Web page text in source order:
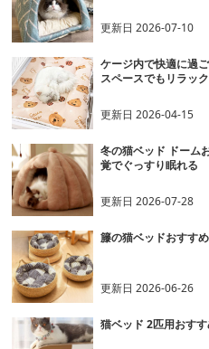
更新日2026-07-10
ケージ内で快適に過
スペースでもリラッ
更新日2026-04-15
冬の猫ベッド ドーム
覚でぐっすり眠れる
更新日2026-07-28
籐の猫ベッドおすす
更新日2026-06-26
猫ベッド 2匹用おす